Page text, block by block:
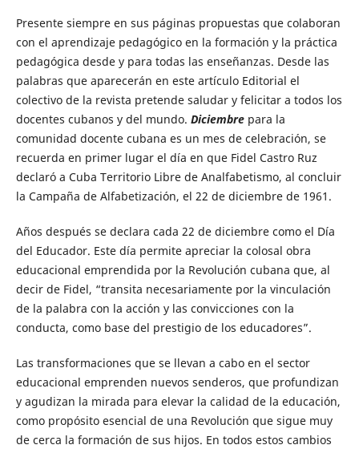
Presente siempre en sus páginas propuestas que colaboran
con el aprendizaje pedagógico en la formación y la práctica
pedagógica desde y para todas las enseñanzas. Desde las
palabras que aparecerán en este artículo Editorial el
colectivo de la revista pretende saludar y felicitar a todos los
docentes cubanos y del mundo. Diciembrepara la
comunidad docente cubana es un mes de celebración, se
recuerda en primer lugar el día en que Fidel Castro Ruz
declaró a Cuba Territorio Libre de Analfabetismo, al concluir
la Campaña de Alfabetización, el 22 de diciembre de 1961.
Años después se declara cada 22 de diciembre como el Día
del Educador. Este día permite apreciar la colosal obra
educacional emprendida por la Revolución cubana que, al
decir de Fidel, “transita necesariamente por la vinculación
de la palabra con la acción y las convicciones con la
conducta, como base del prestigio de los educadores”.
Las transformaciones que se llevan a cabo en el sector
educacional emprenden nuevos senderos, que profundizan
y agudizan la mirada para elevar la calidad de la educación,
como propósito esencial de una Revolución que sigue muy
de cerca la formación de sus hijos. En todos estos cambios